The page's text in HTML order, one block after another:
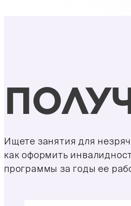
Ищете занятия для
как оформить
программы за годы ее